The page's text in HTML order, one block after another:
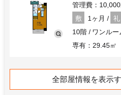
管理費：10,000
敷
1ヶ月 礼
10階
ワンルー
専有：29.45㎡
12.7
管理費：
全部屋情報を表示